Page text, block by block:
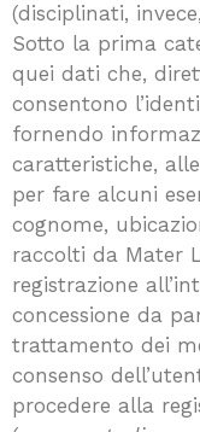
(disciplinati,
Sotto la prima
quei dati che,
consentono
fornendo
caratteristiche,
per fare alcuni
cognome,
raccolti da Mater
registrazione
concessione da
trattamento dei
consenso
procedere alla